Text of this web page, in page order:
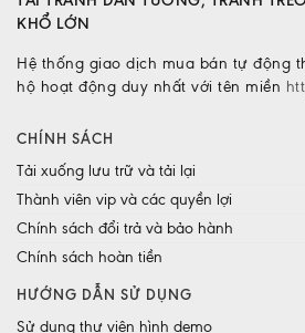
KHỔ LỚN
Hệ thống giao dịch mua bán tự động
hộ hoạt động duy nhất với tên miền
CHÍNH SÁCH
Tải xuống lưu trữ và tải lại
Thành viên vip và các quyền lợi
Chính sách đổi trả và bảo hành
Chính sách hoàn tiền
HƯỚNG DẪN SỬ DỤNG
Sử dụng thư viện hình demo